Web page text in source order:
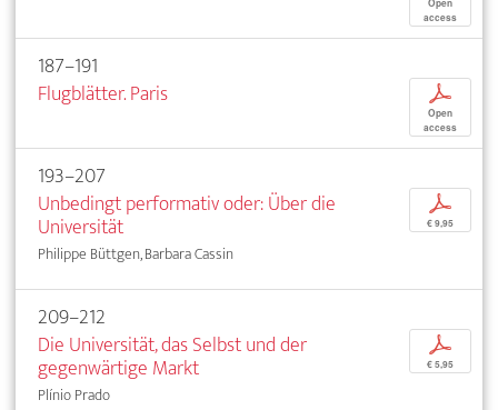
Open
access
187–191
Flugblätter. Paris
p
Open
access
193–207
Unbedingt performativ oder: Über die
Universität
Philippe Büttgen, Barbara Cassin
p
€ 9,95
209–212
Die Universität, das Selbst und der
gegenwärtige Markt
Plínio Prado
p
€ 5,95